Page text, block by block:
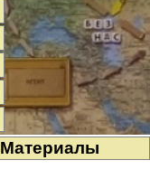
Материалы